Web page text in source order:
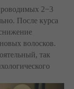
2−3
После курса
волосков.
так